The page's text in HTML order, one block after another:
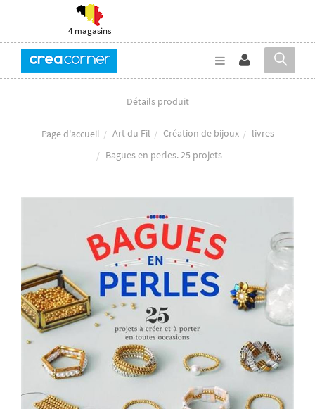
4 magasins
Détails produit
Page d'accueil Art du Fil Création de bijoux
livres
Bagues en perles. 25 projets